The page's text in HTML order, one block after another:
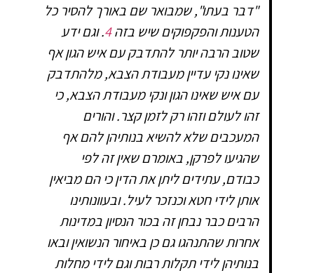
"דבר בעתו", שמבואר שם באורך להסיר כל
הטענות והפקפוקים שיש בזה4
.וגם ידע
שטוב הרבה יותר להתדבק עם איש הגון אף
שאינו נקי עדיין מעבודת הצבא, מלהתדבק
עם איש שאינו הגון ונקי מעבודת הצבא, כי
זהו לעולם וזהו רק לזמן קצר.והורים
המעכבים שלא להשיא בנותיהן להם אף
שהגיעו לפרקן, באומרם שאין זה לפי
כבודם, עתידים ליתן את הדין כי הם מביאין
אותן לידי חטא וכנזכר לעיל.ובעוונותינו
הרבים כבר נבחן זה בכור הנסיון במדינות
אחרות שהתנהגו גם כן באיחור הנשואין ובאו
בנותיהן לידי תקלות רבות וגם לידי מחלות